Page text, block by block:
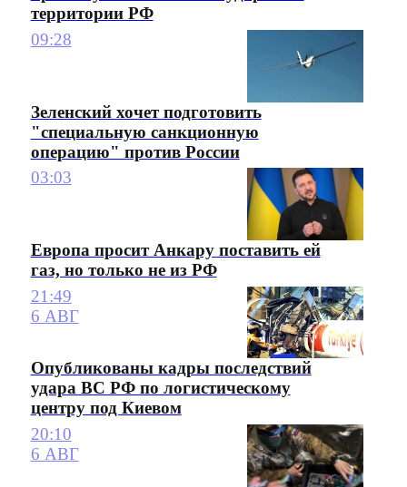
территории РФ
09:28
Зеленский хочет подготовить
"специальную санкционную
операцию" против России
03:03
Европа просит Анкару поставить ей
газ, но только не из РФ
21:49
6 АВГ
Опубликованы кадры последствий
удара ВС РФ по логистическому
центру под Киевом
20:10
6 АВГ